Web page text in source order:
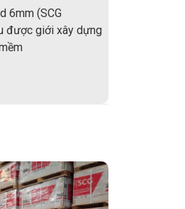
6mm (SCG
được giới xây dựng